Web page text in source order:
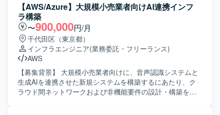
会社システムとの接続妥当性確認、ネットワークや認証、
鍵管理等の基盤観点での確認、リスクや懸念点、推奨事項
の整理を実施していただきます。また、レビュー資料や説
明資料などのドキュメント作成、および顧客や関係部門と
の調整・説明対応もご担当いただきます。 【求める人物
像】 インフラ基盤全体を理解し、技術的な観点からリスク
や懸念点を整理できる方を求めております。関係者と調整
しながら、一人称で資料作成や説明対応ができ、ITに詳し
くない関係者に対してもリスクや推奨事項を分かりやすく
説明できる方を想定しております。AWS経験が浅い場合で
【AWS/Azure】大規模小売業者向けAI連携インフ
ラ構築
〜900,000円/月
千代田区（東京都）
インフラエンジニア(業務委託・フリーランス)
AWS
【募集背景】 大規模小売業者向けに、音声認識システムと
生成AIを連携させた新規システムを構築するにあたり、ク
ラウド間ネットワークおよび非機能要件の設計・構築をリ